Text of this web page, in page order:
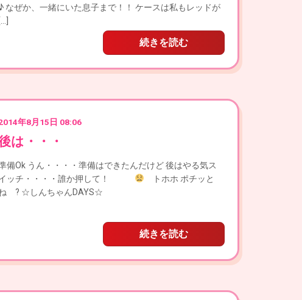
なぜか、一緒にいた息子まで！！ ケースは私もレッドが
続きを読む
は・・・
年8月15日 08:06
備Ok うん・・・・準備はできたんだけど 後はやる気ス
ッチ・・・・誰か押して！
トホホ ポチッと
? ☆しんちゃんDAYS☆
続きを読む